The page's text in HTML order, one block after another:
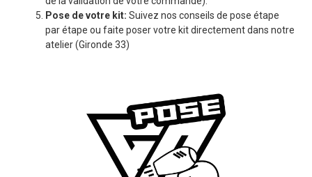
Pose de votre kit: Suivez nos conseils de pose étape
par étape ou faite poser votre kit directement dans notre
atelier (Gironde 33)